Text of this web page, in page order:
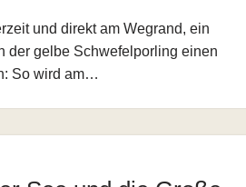
und direkt am Wegrand, ein
der gelbe Schwefelporling einen
So wird am…